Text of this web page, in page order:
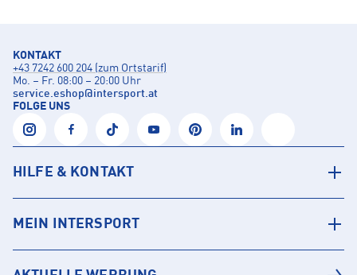
KONTAKT
+43 7242 600 204 (zum Ortstarif)
Mo. – Fr. 08:00 – 20:00 Uhr
service.eshop@intersport.at
FOLGE UNS
HILFE & KONTAKT
MEIN INTERSPORT